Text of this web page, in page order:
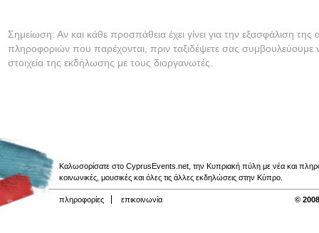
Σημείωση: Αν και κάθε προσπάθεια έχει γίνει για την εξασφάλιση της
πληροφοριών που παρέχονται, πριν ταξιδέψετε σας συμβουλεύουμε
στοιχεία της εκδήλωσης με τους διοργανωτές.
Καλωσορίσατε στο CyprusEvents.net, την Κυπριακή πύλη με νέα και
κοινωνικές, μουσικές και όλες τις άλλες εκδηλώσεις στην Κύπρο.
πληροφορίες επικοινωνία ©